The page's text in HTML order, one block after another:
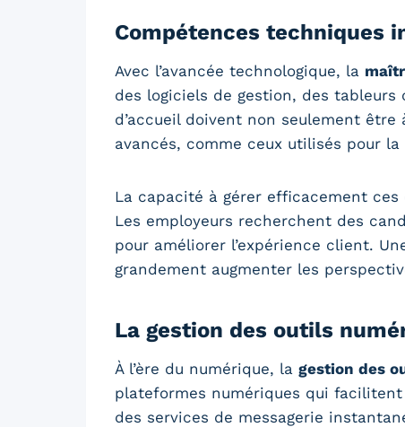
Compétences techniques
Avec l’avancée technologique, la
des logiciels de gestion, des
d’accueil doivent non seulement
avancés, comme ceux utilisés pour
La capacité à gérer efficacement
Les employeurs recherchent des
pour améliorer l’expérience client.
grandement augmenter les
La gestion des outils
À l’ère du numérique, la gestion des
plateformes numériques qui
des services de messagerie